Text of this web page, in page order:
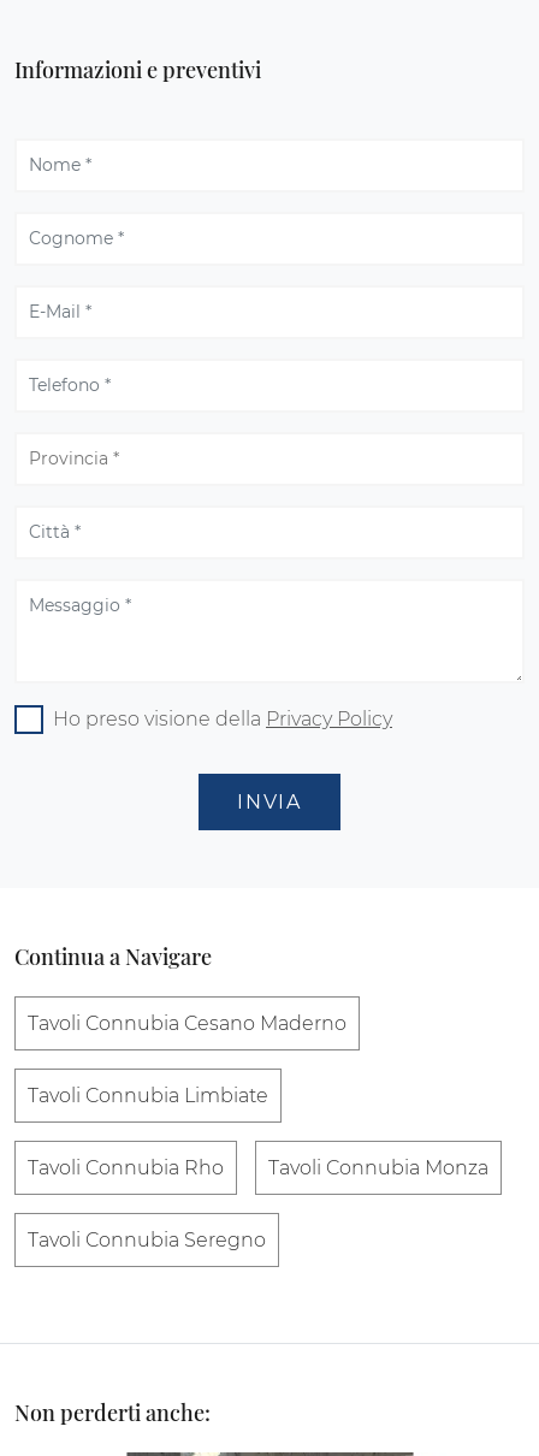
Informazioni e preventivi
Ho preso visione della Privacy Policy
INVIA
Continua a Navigare
Tavoli Connubia Cesano Maderno
Tavoli Connubia Limbiate
Tavoli Connubia Rho Tavoli Connubia Monza
Tavoli Connubia Seregno
Non perderti anche: